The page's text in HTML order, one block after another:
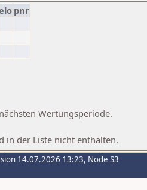
pnr
Wertungsperiode.
in der Liste nicht enthalten.
14.07.2026 13:23, Node S3